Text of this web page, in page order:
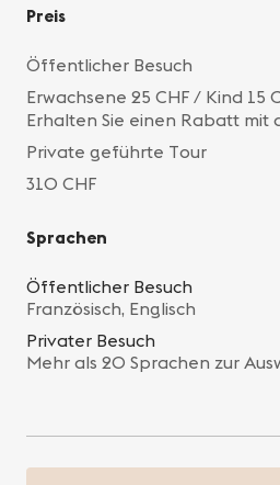
Preis
Öffentlicher Besuch
Erwachsene 25 CHF / Kind 15
Erhalten Sie einen Rabatt mit
Private geführte Tour
310 CHF
Sprachen
Öffentlicher Besuch
Französisch, Englisch
Privater Besuch
Mehr als 20 Sprachen zur